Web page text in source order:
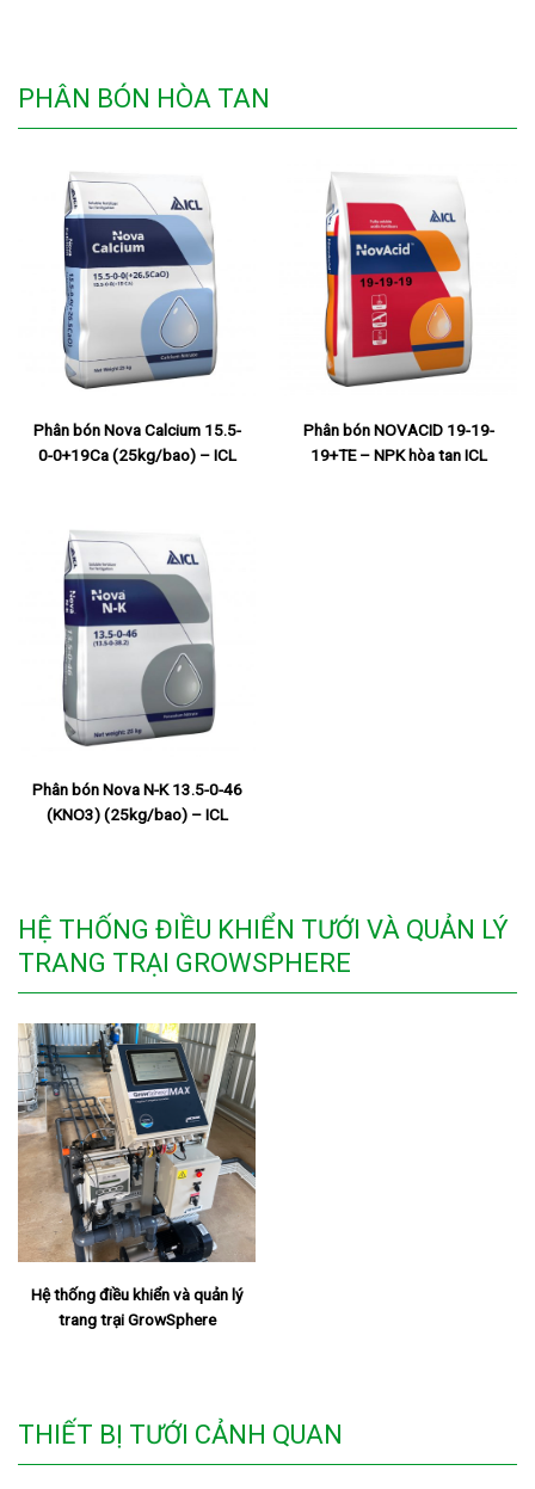
PHÂN BÓN HÒA TAN
Phân bón Nova Calcium 15.5-
0-0+19Ca (25kg/bao) – ICL
Phân bón NOVACID 19-19-
19+TE – NPK hòa tan ICL
Phân bón Nova N-K 13.5-0-46
(KNO3) (25kg/bao) – ICL
HỆ THỐNG ĐIỀU KHIỂN TƯỚI VÀ QUẢN LÝ
TRANG TRẠI GROWSPHERE
Hệ thống điều khiển và quản lý
trang trại GrowSphere
THIẾT BỊ TƯỚI CẢNH QUAN